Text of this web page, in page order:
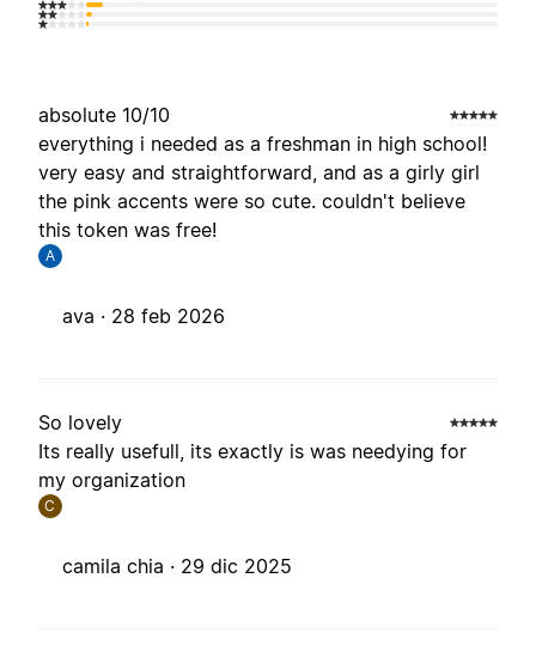
absolute 10/10
everything i needed as a freshman in high school!
very easy and straightforward, and as a girly girl
the pink accents were so cute. couldn't believe
this token was free!
A
ava · 28 feb 2026
So lovely
Its really usefull, its exactly is was needying for
my organization
C
camila chia · 29 dic 2025